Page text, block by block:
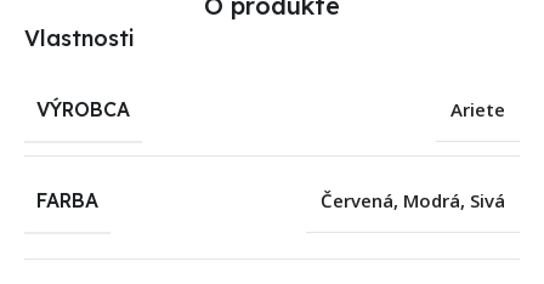
Vlastnosti
VÝROBCA Ariete
FARBA Červená, Modrá, Sivá